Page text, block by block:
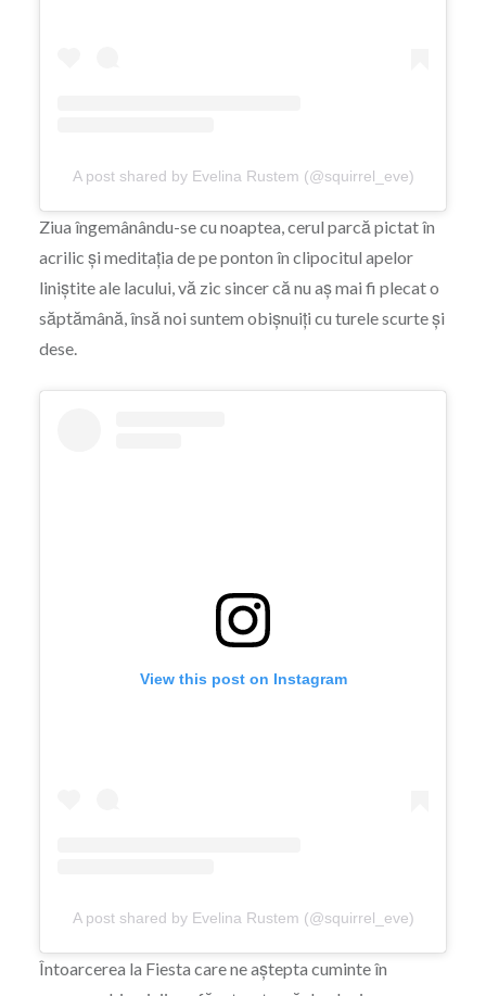
A post shared by Evelina Rustem (@squirrel_eve)
Ziua îngemânându-se cu noaptea, cerul parcă pictat în
acrilic și meditația de pe ponton în clipocitul apelor
liniștite ale lacului, vă zic sincer că nu aș mai fi plecat o
săptămână, însă noi suntem obișnuiți cu turele scurte și
dese.
View this post on Instagram
A post shared by Evelina Rustem (@squirrel_eve)
Întoarcerea la Fiesta care ne aștepta cuminte în